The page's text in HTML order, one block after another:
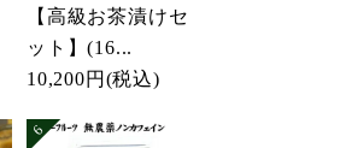
【高級お茶漬けセ
ット】(16...
10,200円 (税込)